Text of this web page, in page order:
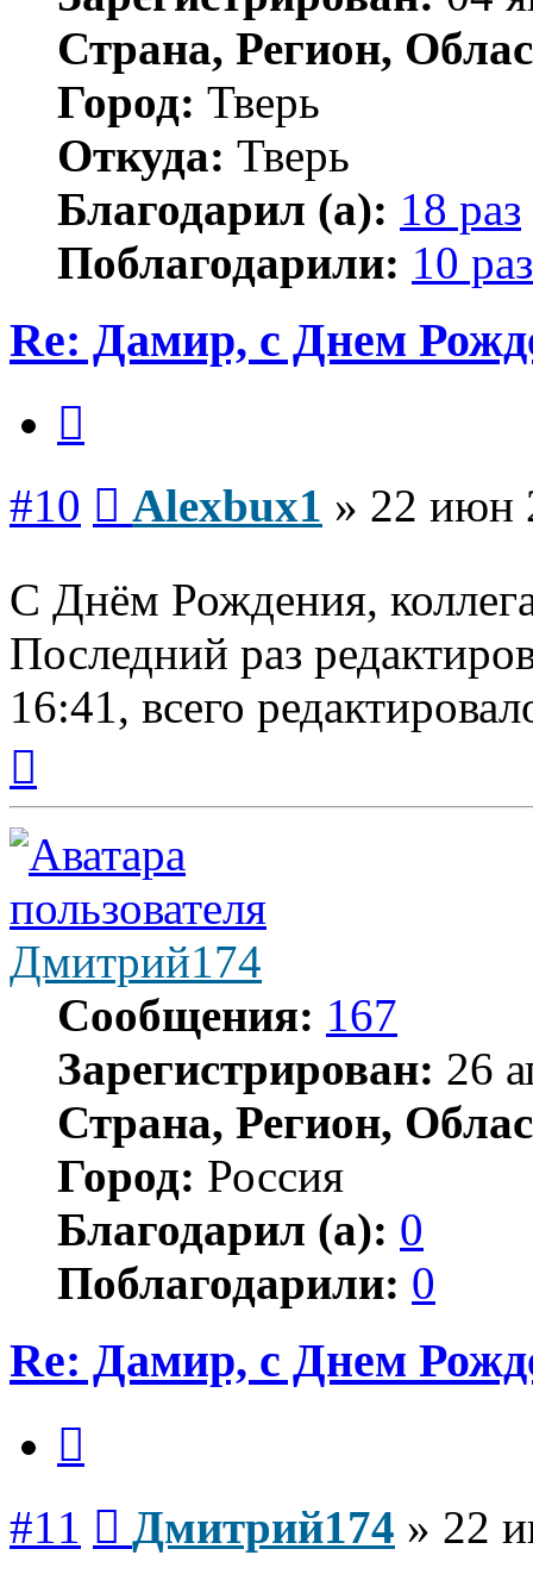
Страна, Регион,
Город: Тверь
Откуда: Тверь
Благодарил (а): 18 раз
Поблагодарили: 10 раз
Re: Дамир, с Днем
#10 Alexbux1 » 22 июн
С Днём Рождения,
Последний раз
16:41, всего
началу
Дмитрий174
Сообщения: 167
Зарегистрирован: 26
Страна, Регион,
Город: Россия
Благодарил (а): 0
Поблагодарили: 0
Re: Дамир, с Днем
#11 Дмитрий174 » 22